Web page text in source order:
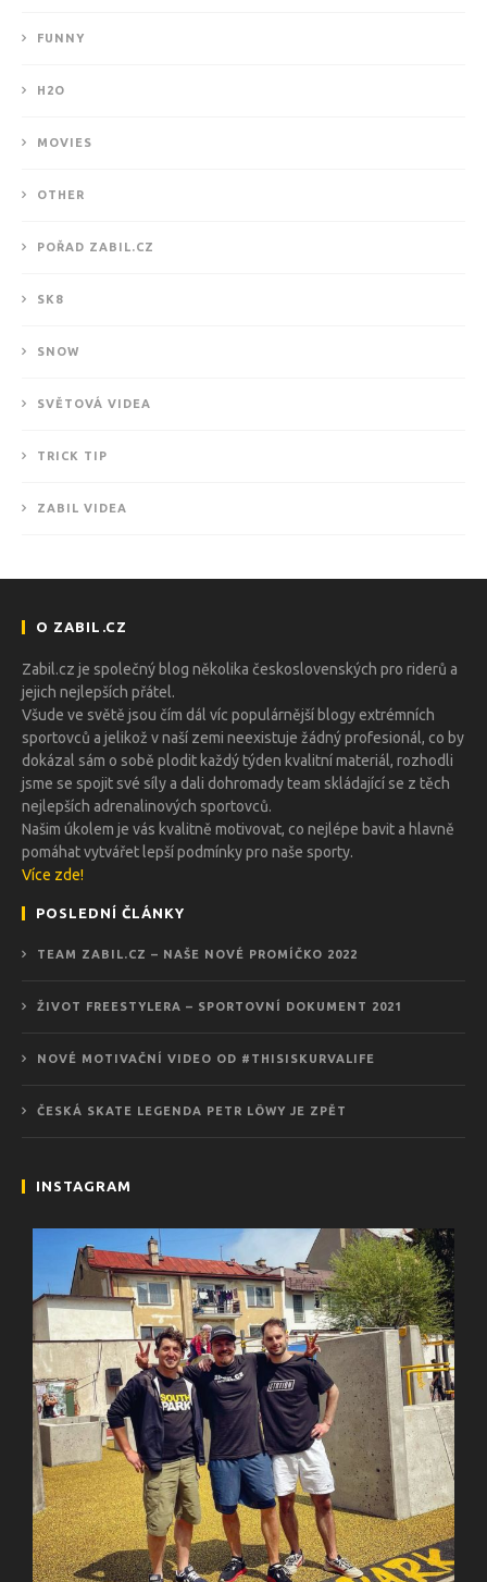
FUNNY
H2O
MOVIES
OTHER
POŘAD ZABIL.CZ
SK8
SNOW
SVĚTOVÁ VIDEA
TRICK TIP
ZABIL VIDEA
O ZABIL.CZ
Zabil.cz je společný blog několika československých pro riderů a
jejich nejlepších přátel.
Všude ve světě jsou čím dál víc populárnější blogy extrémních
sportovců a jelikož v naší zemi neexistuje žádný profesionál, co by
dokázal sám o sobě plodit každý týden kvalitní materiál, rozhodli
jsme se spojit své síly a dali dohromady team skládající se z těch
nejlepších adrenalinových sportovců.
Našim úkolem je vás kvalitně motivovat, co nejlépe bavit a hlavně
pomáhat vytvářet lepší podmínky pro naše sporty.
Více zde!
POSLEDNÍ ČLÁNKY
TEAM ZABIL.CZ – NAŠE NOVÉ PROMÍČKO 2022
ŽIVOT FREESTYLERA – SPORTOVNÍ DOKUMENT 2021
NOVÉ MOTIVAČNÍ VIDEO OD #THISISKURVALIFE
ČESKÁ SKATE LEGENDA PETR LÖWY JE ZPĚT
INSTAGRAM